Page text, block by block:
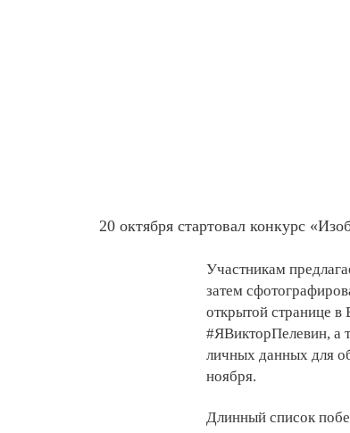
20 октября стартовал конкурс
Участникам
затем
открытой странице
#ЯВикторПелевин, а
личных данных для
ноября.
Длинный список